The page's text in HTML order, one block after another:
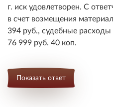
г. иск удовлетворен. С
в счет возмещения
394 руб., судебные расходы
76 999 руб. 40 коп.
Показать ответ